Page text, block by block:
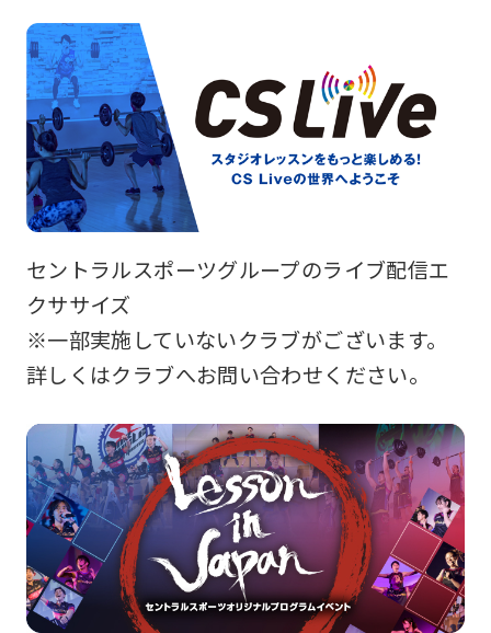
セントラルスポーツグループのライブ配信エ
クササイズ
※一部実施していないクラブがございます。
詳しくはクラブへお問い合わせください。